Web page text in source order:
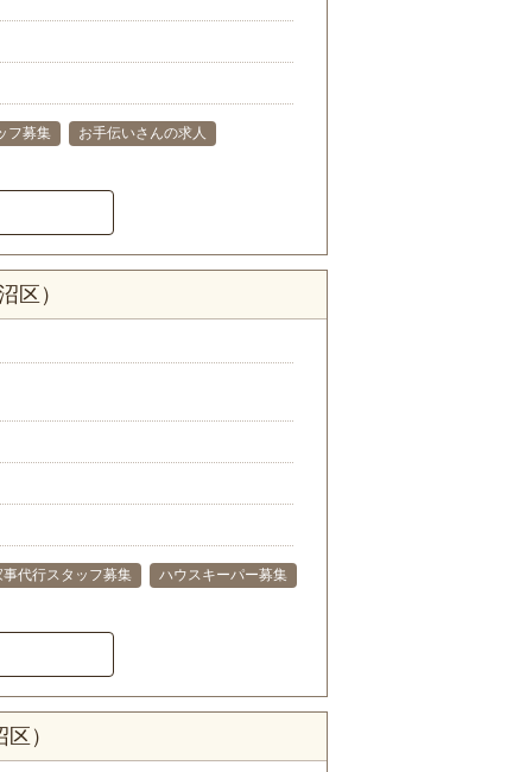
フ募集 お手伝いさんの求人
区）
事代行スタッフ募集 ハウスキーパー募集
）